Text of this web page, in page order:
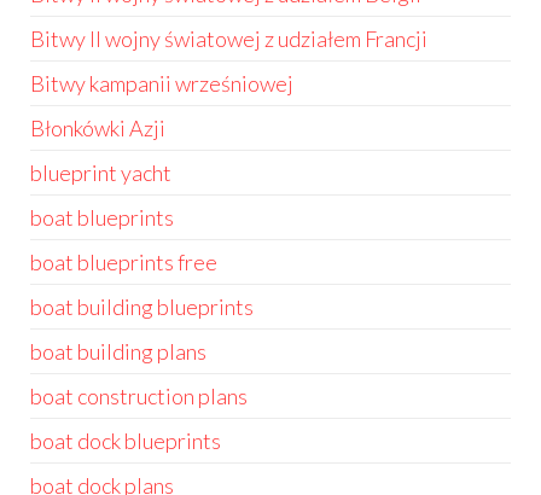
Bitwy II wojny światowej z udziałem Francji
Bitwy kampanii wrześniowej
Błonkówki Azji
blueprint yacht
boat blueprints
boat blueprints free
boat building blueprints
boat building plans
boat construction plans
boat dock blueprints
boat dock plans